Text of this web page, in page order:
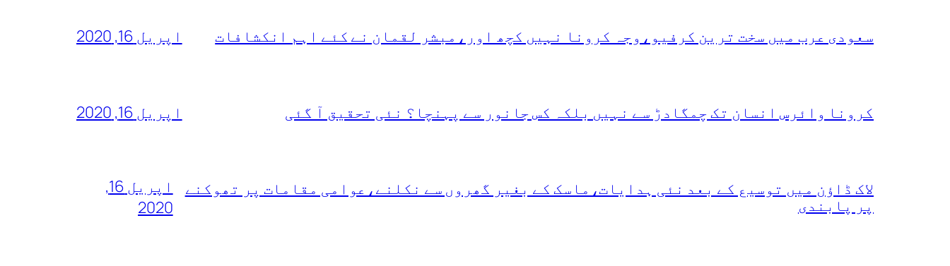
سعودی عرب میں سخت ترین کرفیو،وجہ کرونا نہیں کچھ اور،مبشر لقمان نے کئے اہم انکشافات اپریل 16, 2020
کرونا وائرس انسان تک چمگادڑ سے نہیں بلکہ کس جانور سے پہنچا؟ نئی تحقیق آ گئی اپریل 16, 2020
لاک ڈاؤن میں توسیع کے بعد نئی ہدایات،ماسک کے بغیر گھروں سے نکلنے،عوامی مقامات پر تھوکنے
پر پابندی
اپریل 16,
2020